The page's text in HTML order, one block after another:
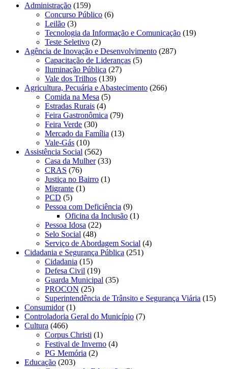
Administração (159)
Concurso Público (6)
Leilão (3)
Tecnologia da Informação e Comunicação (19)
Teste Seletivo (2)
Agência de Inovação e Desenvolvimento (287)
Capacitação de Lideranças (5)
Iluminação Pública (27)
Vale dos Trilhos (139)
Agricultura, Pecuária e Abastecimento (266)
Comida na Mesa (5)
Estradas Rurais (4)
Feira Gastronômica (79)
Feira Verde (30)
Mercado da Família (13)
Vale-Gás (10)
Assistência Social (562)
Casa da Mulher(33)
CRAS (76)
Justiça no Bairro (1)
Migrante (1)
PCD (5)
Pessoa com Deficiência (9)
Oficina da Inclusão (1)
Pessoa Idosa (22)
Selo Social (48)
Serviço de Abordagem Social (4)
Cidadania e Segurança Pública (251)
Cidadania (15)
Defesa Civil (19)
Guarda Municipal (35)
PROCON (25)
Superintendência de Trânsito e Segurança Viária (15)
Consumidor(1)
Controladoria Geral do Município (7)
Cultura (466)
Corpus Christi (1)
Festival de Inverno (4)
PG Memória (2)
Educação (203)